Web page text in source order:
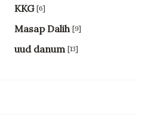
KKG [6]
Masap Dalih [9]
uud danum [13]